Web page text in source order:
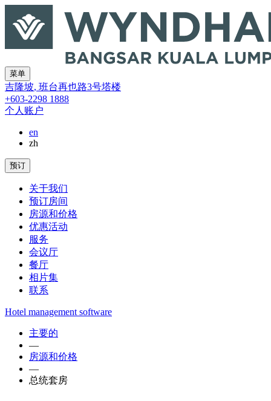
菜单
吉隆坡, 班台再也路3号塔楼
+603-2298 1888
个人账户
en
zh
预订
关于我们
预订房间
房源和价格
优惠活动
服务
会议厅
餐厅
相片集
联系
Hotel management software
主要的
—
房源和价格
—
总统套房